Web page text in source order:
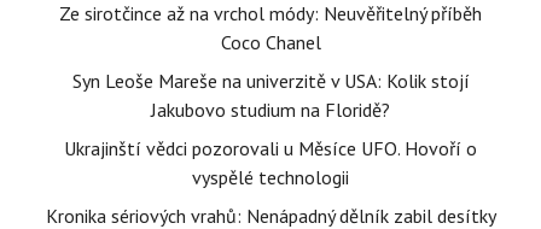
Ze sirotčince až na vrchol módy: Neuvěřitelný příběh
Coco Chanel
Syn Leoše Mareše na univerzitě v USA: Kolik stojí
Jakubovo studium na Floridě?
Ukrajinští vědci pozorovali u Měsíce UFO. Hovoří o
vyspělé technologii
Kronika sériových vrahů: Nenápadný dělník zabil desítky